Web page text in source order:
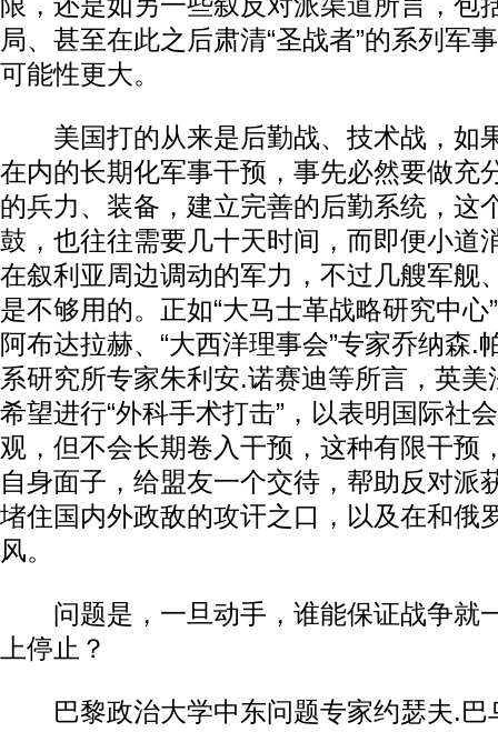
局、甚至在此之后肃清“圣战者”的系列军
可能性更大。
美国打的从来是后勤战、技术战，如
在内的长期化军事干预，事先必然要做充
的兵力、装备，建立完善的后勤系统，这
鼓，也往往需要几十天时间，而即便小道
在叙利亚周边调动的军力，不过几艘军舰
是不够用的。正如“大马士革战略研究中心
阿布达拉赫、“大西洋理事会”专家乔纳森.
系研究所专家朱利安.诺赛迪等所言，英
希望进行“外科手术打击”，以表明国际社
观，但不会长期卷入干预，这种有限干预
自身面子，给盟友一个交待，帮助反对派
堵住国内外政敌的攻讦之口，以及在和俄
风。
问题是，一旦动手，谁能保证战争就
上停止？
巴黎政治大学中东问题专家约瑟夫.巴